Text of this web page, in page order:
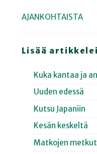
AJANKOHTAISTA
Lisää
Kuka kantaa ja
Uuden edessä
Kutsu Japaniin
Kesän keskeltä
Matkojen metkut